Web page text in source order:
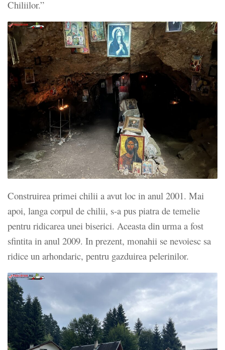
Chiliilor.”
Construirea primei chilii a avut loc in anul 2001. Mai
apoi, langa corpul de chilii, s-a pus piatra de temelie
pentru ridicarea unei biserici. Aceasta din urma a fost
sfintita in anul 2009. In prezent, monahii se nevoiesc sa
ridice un arhondaric, pentru gazduirea pelerinilor.